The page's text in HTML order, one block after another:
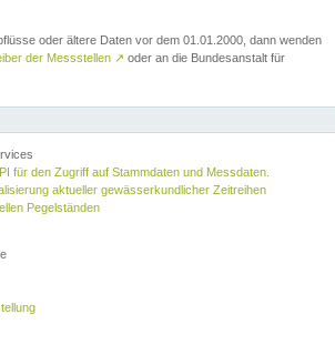
oder ältere Daten vor dem 01.01.2000, dann wenden
der Messstellen ↗ oder an die Bundesanstalt für
für den Zugriff auf Stammdaten und Messdaten.
aktueller gewässerkundlicher Zeitreihen
Pegelständen